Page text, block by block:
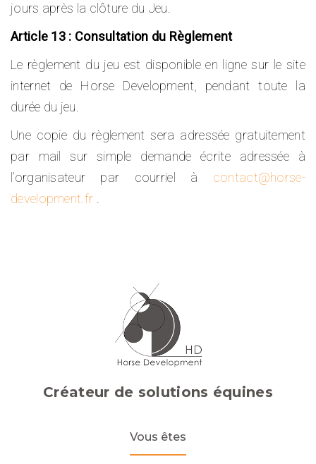
jours après la clôture du Jeu.
Article 13 : Consultation du Règlement
Le règlement du jeu est disponible en ligne sur le site
internet de Horse Development, pendant toute la
durée du jeu.
Une copie du règlement sera adressée gratuitement
par mail sur simple demande écrite adressée à
l’organisateur par courriel à contact@horse-
development.fr
Créateur de solutions équines
Vous êtes